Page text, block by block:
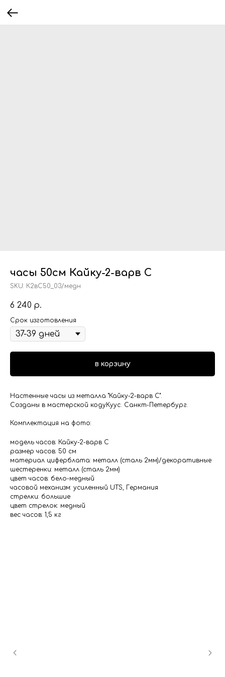
часы 50см Кайку-2-варв С
SKU: К2вС50_03/медн
6 240 р.
Срок изготовления
в корзину
Настенные часы из металла "Кайку-2-варв С".
Созданы в мастерской кодуКуус. Санкт-Петербург.
Комплектация на фото:
модель часов: Кайку-2-варв С
размер часов: 50 см
материал циферблата: металл (сталь 2мм)/декоративные
шестеренки: металл (сталь 2мм)
цвет часов: бело-медный
часовой механизм: усиленный UTS, Германия
стрелки: большие
цвет стрелок: медный
вес часов: 1,5 кг